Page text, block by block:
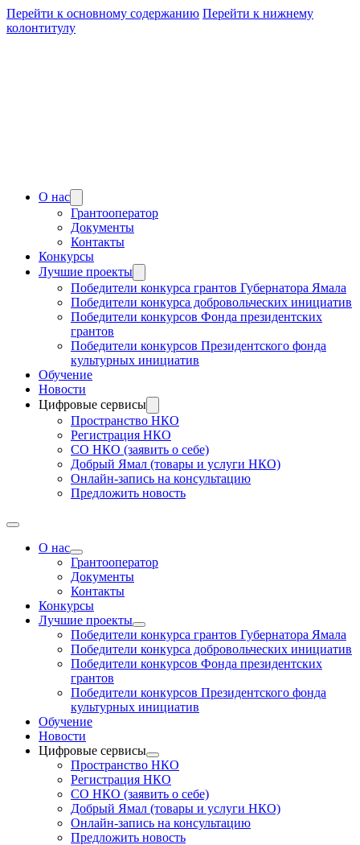
Перейти к основному содержанию Перейти к нижнему
колонтитулу
О нас
Грантооператор
Документы
Контакты
Конкурсы
Лучшие проекты
Победители конкурса грантов Губернатора Ямала
Победители конкурса добровольческих инициатив
Победители конкурсов Фонда президентских
грантов
Победители конкурсов Президентского фонда
культурных инициатив
Обучение
Новости
Цифровые сервисы
Пространство НКО
Регистрация НКО
СО НКО (заявить о себе)
Добрый Ямал (товары и услуги НКО)
Онлайн-запись на консультацию
Предложить новость
О нас
Грантооператор
Документы
Контакты
Конкурсы
Лучшие проекты
Победители конкурса грантов Губернатора Ямала
Победители конкурса добровольческих инициатив
Победители конкурсов Фонда президентских
грантов
Победители конкурсов Президентского фонда
культурных инициатив
Обучение
Новости
Цифровые сервисы
Пространство НКО
Регистрация НКО
СО НКО (заявить о себе)
Добрый Ямал (товары и услуги НКО)
Онлайн-запись на консультацию
Предложить новость